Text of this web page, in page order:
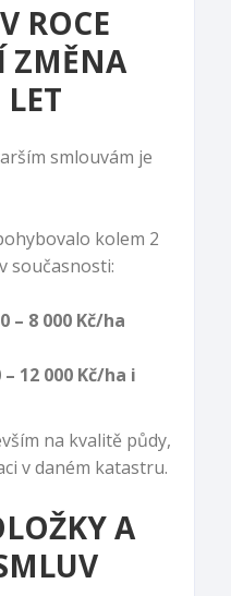
ROCE
ZMĚNA
smlouvám je
kolem 2
současnosti:
– 8 000 Kč/ha
– 12 000 Kč/ha i
na kvalitě půdy,
v daném katastru.
A